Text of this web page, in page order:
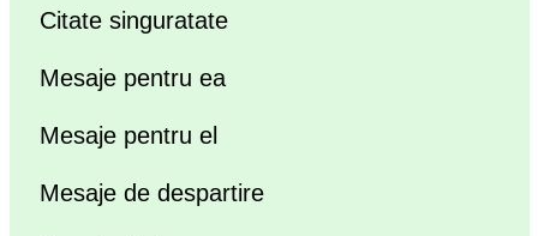
Citate singuratate
Mesaje pentru ea
Mesaje pentru el
Mesaje de despartire